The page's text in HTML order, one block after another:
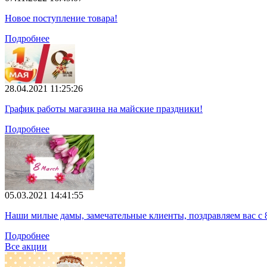
Новое поступление товара!
Подробнее
28.04.2021 11:25:26
График работы магазина на майские праздники!
Подробнее
05.03.2021 14:41:55
Наши милые дамы, замечательные клиенты, поздравляем вас с
Подробнее
Все акции